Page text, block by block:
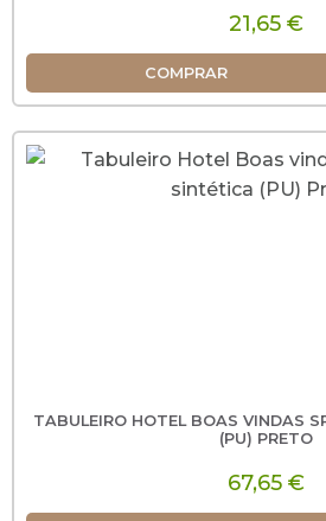
21,65 €
COMPRAR
TABULEIRO HOTEL BOAS VINDAS
(PU) PRETO
67,65 €